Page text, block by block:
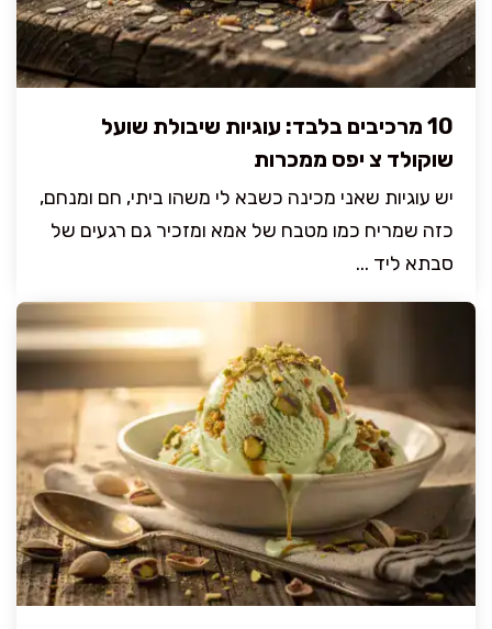
10 מרכיבים בלבד: עוגיות שיבולת שועל
שוקולד צ יפס ממכרות
יש עוגיות שאני מכינה כשבא לי משהו ביתי, חם ומנחם,
כזה שמריח כמו מטבח של אמא ומזכיר גם רגעים של
סבתא ליד ...